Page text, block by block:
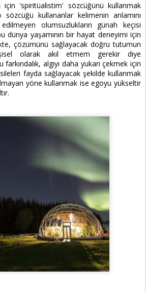
'spiritüalistim' sözcüğünü kullanmak
kullananlar kelimenin anlamını
olumsuzlukların günah keçisi
dünya yaşamının bir hayat deneyimi için
çözümünü sağlayacak doğru tutumun
olarak akıl etmem gerekir diye
algıyı daha yukarı çekmek için
fayda sağlayacak şekilde kullanmak
yöne kullanmak ise egoyu yükseltir